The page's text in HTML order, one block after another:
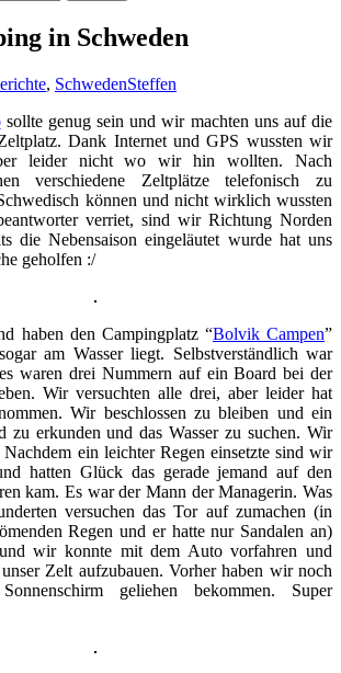
in Schweden
, SchwedenSteffen
sollte genug sein und wir machten uns auf die
Dank Internet und GPS wussten wir
leider nicht wo wir hin wollten. Nach
verschiedene Zeltplätze telefonisch zu
können und nicht wirklich wussten
verriet, sind wir Richtung Norden
die Nebensaison eingeläutet wurde hat uns
geholfen :/
haben den Campingplatz “Bolvik Campen”
am Wasser liegt. Selbstverständlich war
waren drei Nummern auf ein Board bei der
Wir versuchten alle drei, aber leider hat
Wir beschlossen zu bleiben und ein
zu erkunden und das Wasser zu suchen. Wir
ein leichter Regen einsetzte sind wir
hatten Glück das gerade jemand auf den
kam. Es war der Mann der Managerin. Was
versuchen das Tor auf zumachen (in
Regen und er hatte nur Sandalen an)
wir konnte mit dem Auto vorfahren und
Zelt aufzubauen. Vorher haben wir noch
geliehen bekommen. Super